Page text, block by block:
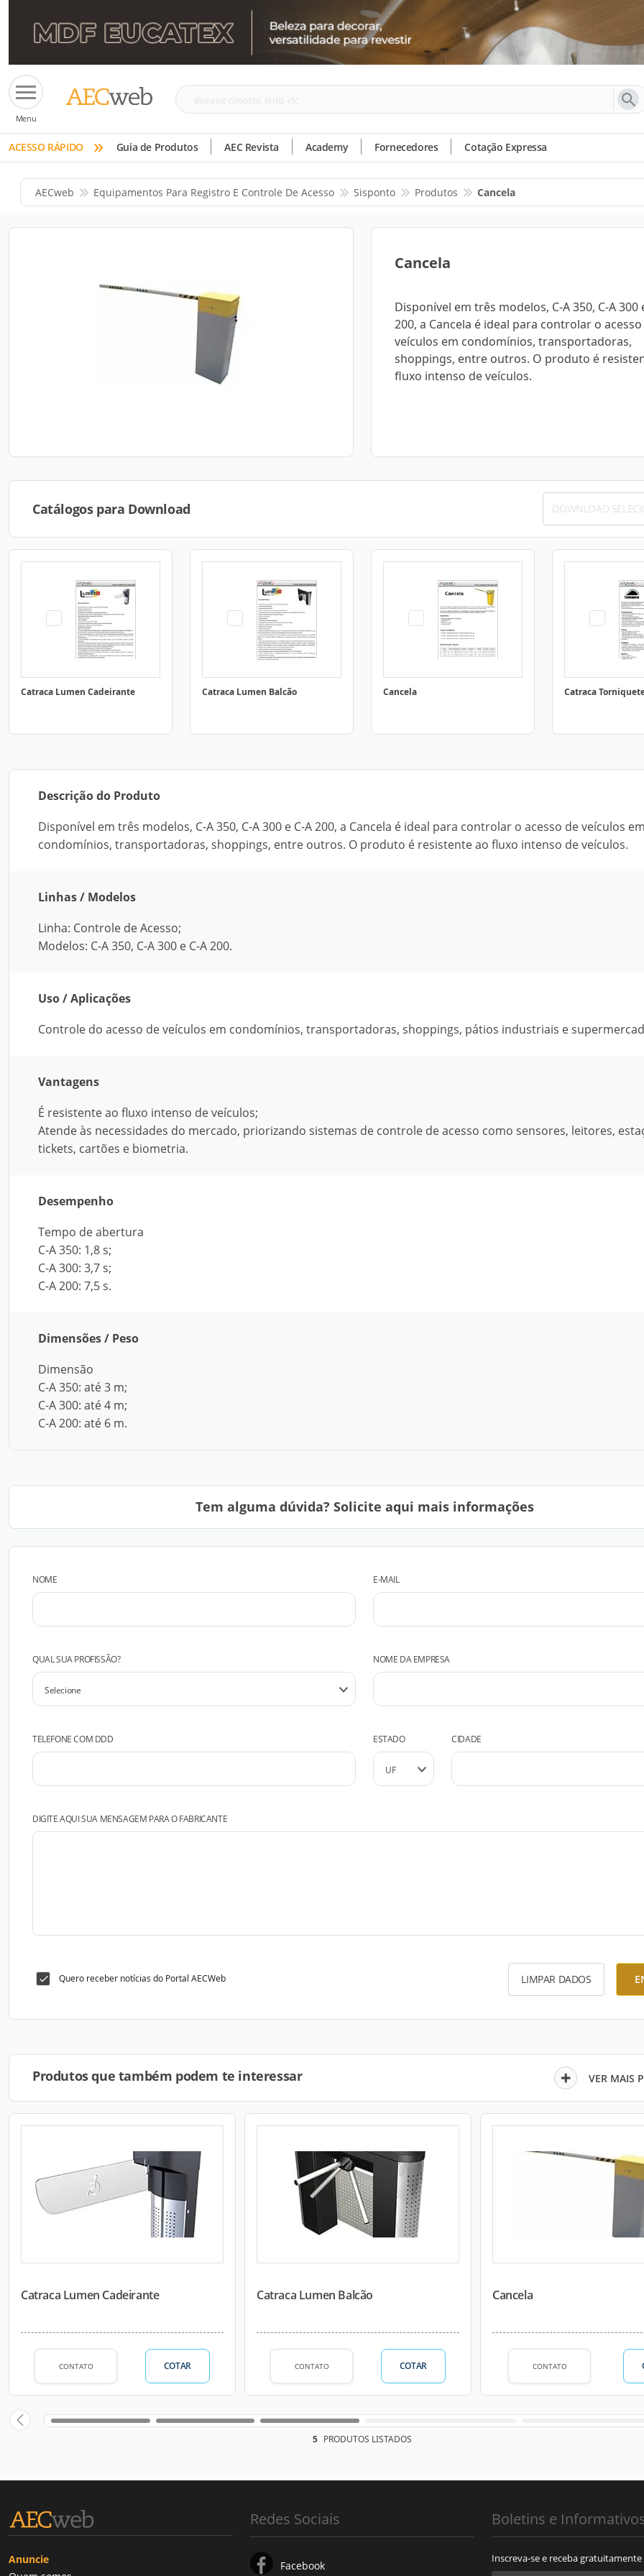
Menu
Busque
tinta,
etc
ACESSO RÁPIDO » Guia de Produtos AEC Revista Academy Fornecedores Cotação Expressa
AECweb Equipamentos Para Registro E Controle De Acesso Sisponto Produtos Cancela
Cancela
Disponível em três modelos, C-A 350, C-A 300
200, a Cancela é ideal para controlar o
veículos em condomínios, transportadoras,
shoppings, entre outros. O produto é
fluxo intenso de veículos.
Catálogos para Download DOWNLOAD
Catraca Lumen Cadeirante Catraca Lumen Balcão Cancela Catraca
Descrição do Produto
Disponível em três modelos, C-A 350, C-A 300 e C-A 200, a Cancela é ideal para controlar o acesso de veículos
condomínios, transportadoras, shoppings, entre outros. O produto é resistente ao fluxo intenso de veículos.
Linhas / Modelos
Linha: Controle de Acesso;
Modelos: C-A 350, C-A 300 e C-A 200.
Uso / Aplicações
Controle do acesso de veículos em condomínios, transportadoras, shoppings, pátios industriais e
Vantagens
É resistente ao fluxo intenso de veículos;
Atende às necessidades do mercado, priorizando sistemas de controle de acesso como sensores, leitores,
tickets, cartões e biometria.
Desempenho
Tempo de abertura
C-A 350: 1,8 s;
C-A 300: 3,7 s;
C-A 200: 7,5 s.
Dimensões / Peso
Dimensão
C-A 350: até 3 m;
C-A 300: até 4 m;
C-A 200: até 6 m.
Tem alguma dúvida? Solicite aqui mais informações
NOME E-MAIL
QUAL SUA PROFISSÃO? NOME DA EMPRESA
TELEFONE COM DDD ESTADO CIDADE
DIGITE AQUI SUA MENSAGEM PARA O FABRICANTE
Quero receber notícias do Portal AECWeb LIMPAR DADOS
Produtos que também podem te interessar VER MAIS
Catraca Lumen Cadeirante
CONTATO COTAR
Catraca Lumen Balcão
CONTATO COTAR
Cancela
CONTATO
5 PRODUTOS LISTADOS
Anuncie
Redes Sociais
Facebook
Boletins e
Inscreva-se e receba gratuitamente